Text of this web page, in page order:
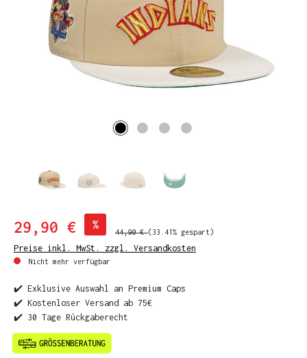
29,90 € %
44,90 €(33.41% gespart)
Preise inkl. MwSt. zzgl. Versandkosten
Nicht mehr verfügbar
✔️ Exklusive Auswahl an Premium Caps
✔️ Kostenloser Versand ab 75€
✔️ 30 Tage Rückgaberecht